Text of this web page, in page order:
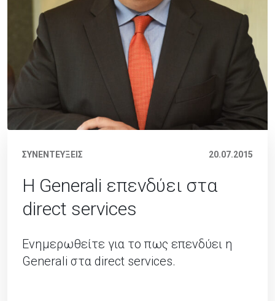
ΣΥΝΕΝΤΕΥΞΕΙΣ 20.07.2015
Η Generali επενδύει στα
direct services
Ενημερωθείτε για το πως επενδύει η
Generali στα direct services.